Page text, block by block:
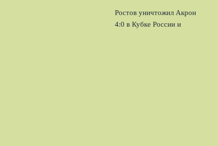
Ростов уничтожил Акрон
4:0 в Кубке России и